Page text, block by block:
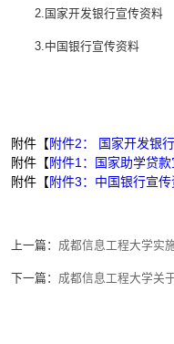
2.国家开发银行宣传资料
3.中国银行宣传资料
附件【附件2： 国家开发银
附件【附件1：国家助学贷
附件【附件3：中国银行宣
上一篇： 成都信息工程大学实
下一篇： 成都信息工程大学关